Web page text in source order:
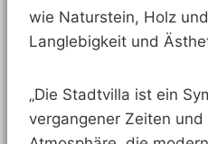
wie Naturstein, Holz
Langlebigkeit und
„Die Stadtvilla ist ein
vergangener Zeiten